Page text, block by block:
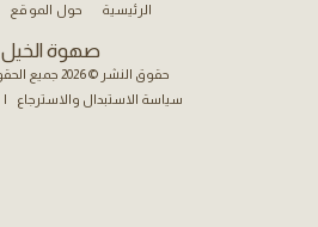
صهوة الخيل
حقوق النشر © 2026 جميع الحقوق محفوظة
سياسة الاستبدال والاسترجاع |
الرئيسية حول الموقع